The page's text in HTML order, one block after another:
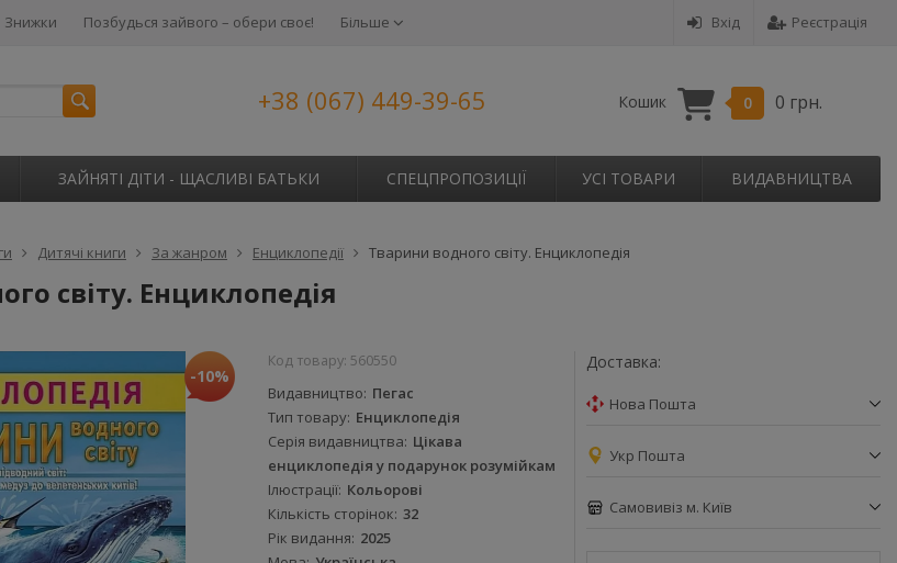
Вхід Реєстрація
Знижки Позбудься зайвого – обери своє! Більше
+38 (067) 449-39-65 Кошик 0 0 грн.
ЗАЙНЯТІ ДІТИ - ЩАСЛИВІ БАТЬКИ СПЕЦПРОПОЗИЦІЇ УСІ ТОВАРИ ВИДАВНИЦТВА
Дитячі книги За жанром Енциклопедії Тварини водного світу. Енциклопедія
світу. Енциклопедія
-10%
Код товару: 560550
Видавництво Пегас
Тип товару Енциклопедія
Серія видавництва Цікава
енциклопедія у подарунок розумійкам
Ілюстрації Кольорові
Кількість сторінок 32
Рік видання 2025
Доставка:
Нова Пошта
Укр Пошта
Самовивіз м. Київ